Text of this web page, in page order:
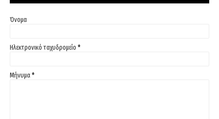
Όνομα
Ηλεκτρονικό ταχυδρομείο *
Μήνυμα*